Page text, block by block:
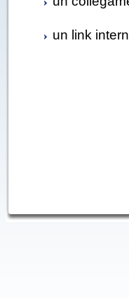
un link